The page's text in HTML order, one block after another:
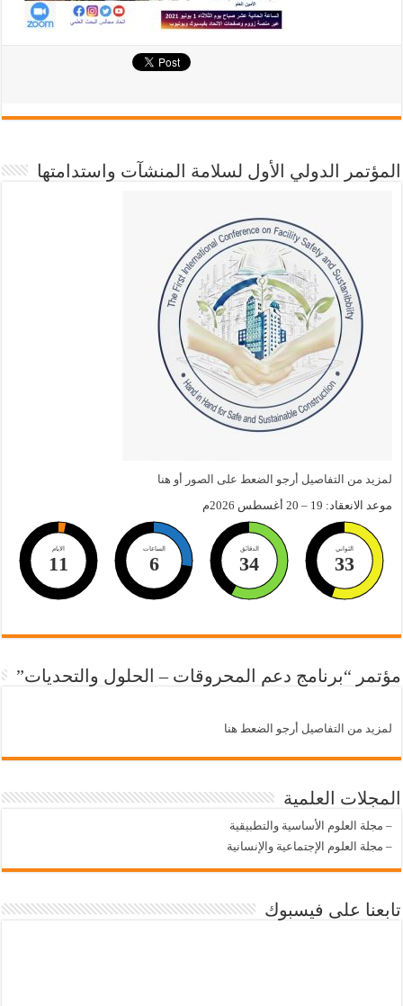
المؤتمر الدولي الأول لسلامة المنشآت واستدامتها
لمزيد من التفاصيل أرجو الضعط على الصور أو هنا
موعد الانعقاد: 19 – 20 أغسطس 2026م
الايام
11
الساعات
6
الدقائق
34
الثواني
32
مؤتمر “برنامج دعم المحروقات – الحلول والتحديات”
لمزيد من التفاصيل أرجو الضعط هنا
المجلات العلمية
– مجلة العلوم الأساسية والتطبيقية
– مجلة العلوم الإجتماعية والإنسانية
تابعنا على فيسبوك